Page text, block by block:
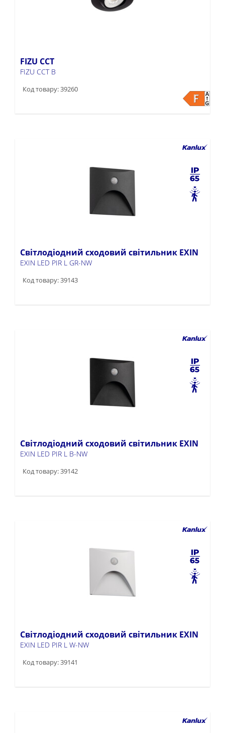
FIZU CCT
FIZU CCT B
Код товару: 39260
Світлодіодний сходовий світильник EXIN
EXIN LED PIR L GR-NW
Код товару: 39143
Світлодіодний сходовий світильник EXIN
EXIN LED PIR L B-NW
Код товару: 39142
Світлодіодний сходовий світильник EXIN
EXIN LED PIR L W-NW
Код товару: 39141